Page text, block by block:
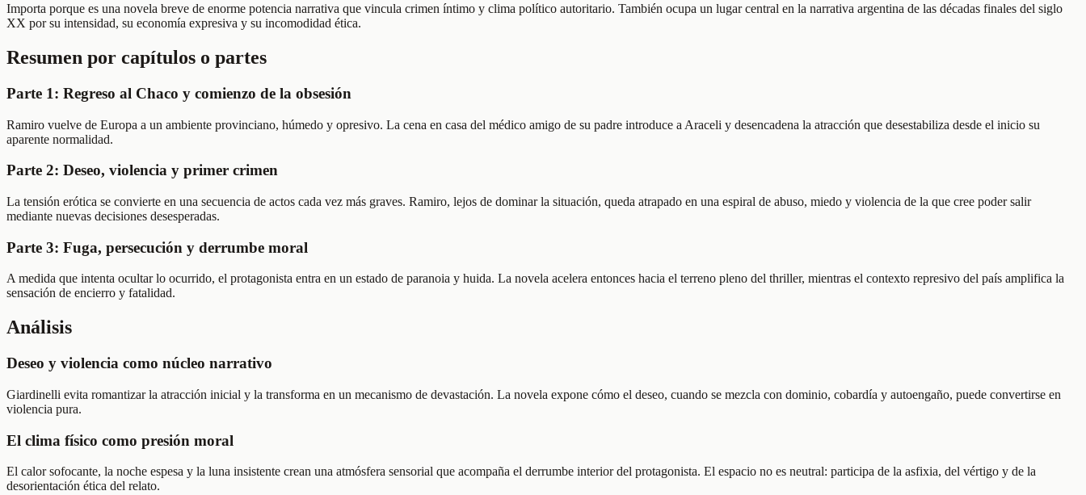
Importa porque es una novela breve de enorme potencia narrativa que vincula crimen íntimo y clima político autoritario. También ocupa un lugar central en la narrativa argentina de las décadas finales del siglo
XX por su intensidad, su economía expresiva y su incomodidad ética.
Resumen por capítulos o partes
Parte 1: Regreso al Chaco y comienzo de la obsesión
Ramiro vuelve de Europa a un ambiente provinciano, húmedo y opresivo. La cena en casa del médico amigo de su padre introduce a Araceli y desencadena la atracción que desestabiliza desde el inicio su
aparente normalidad.
Parte 2: Deseo, violencia y primer crimen
La tensión erótica se convierte en una secuencia de actos cada vez más graves. Ramiro, lejos de dominar la situación, queda atrapado en una espiral de abuso, miedo y violencia de la que cree poder salir
mediante nuevas decisiones desesperadas.
Parte 3: Fuga, persecución y derrumbe moral
A medida que intenta ocultar lo ocurrido, el protagonista entra en un estado de paranoia y huida. La novela acelera entonces hacia el terreno pleno del thriller, mientras el contexto represivo del país amplifica la
sensación de encierro y fatalidad.
Análisis
Deseo y violencia como núcleo narrativo
Giardinelli evita romantizar la atracción inicial y la transforma en un mecanismo de devastación. La novela expone cómo el deseo, cuando se mezcla con dominio, cobardía y autoengaño, puede convertirse en
violencia pura.
El clima físico como presión moral
El calor sofocante, la noche espesa y la luna insistente crean una atmósfera sensorial que acompaña el derrumbe interior del protagonista. El espacio no es neutral: participa de la asfixia, del vértigo y de la
desorientación ética del relato.